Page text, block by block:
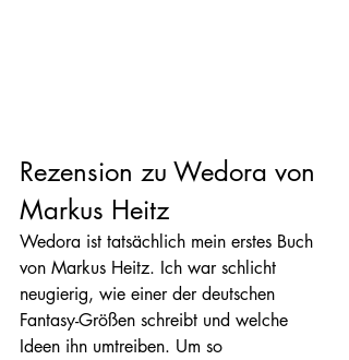
Rezension zu Wedora von
Markus Heitz
Wedora ist tatsächlich mein erstes Buch
von Markus Heitz. Ich war schlicht
neugierig, wie einer der deutschen
Fantasy-Größen schreibt und welche
Ideen ihn umtreiben. Um so